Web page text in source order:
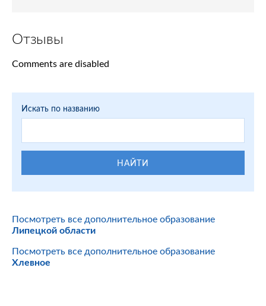
Отзывы
Comments are disabled
Искать по названию
НАЙТИ
Посмотреть все дополнительное образование
Липецкой области
Посмотреть все дополнительное образование
Хлевное